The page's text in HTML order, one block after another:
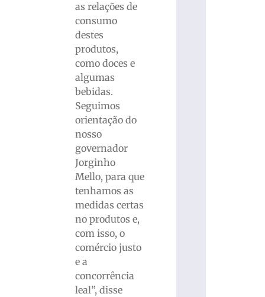
as relações de
consumo
destes
produtos,
como doces e
algumas
bebidas.
Seguimos
orientação do
nosso
governador
Jorginho
Mello, para que
tenhamos as
medidas certas
no produtos e,
com isso, o
comércio justo
e a
concorrência
leal”, disse